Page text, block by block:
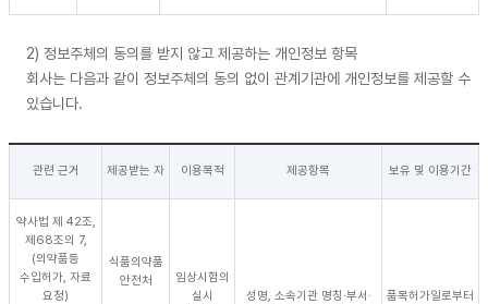
2) 정보주체의 동의를 받지 않고 제공하는 개인정보 항목
회사는 다음과 같이 정보주체의 동의 없이 관계기관에 개인정보를 제공할 수
있습니다.
관련 근거 제공받는 자 이용목적 제공항목 보유 및 이용기간
약사법 제 42조,
제68조의 7,
(의약품등
수입허가, 자료
요청)
식품의약품
안전처
임상시험의
실시
성명, 소속기관 명칭·부서·
품목허가일로부터